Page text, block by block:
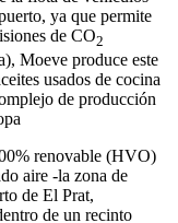
ya que permite
de CO2
Moeve produce este
usados de cocina
de producción
renovable (HVO)
aire -la zona de
de El Prat,
de un recinto